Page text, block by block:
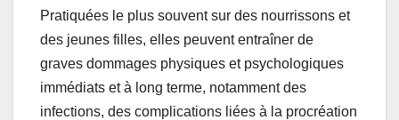
Pratiquées le plus souvent sur des nourrissons et
des jeunes filles, elles peuvent entraîner de
graves dommages physiques et psychologiques
immédiats et à long terme, notamment des
infections, des complications liées à la procréation